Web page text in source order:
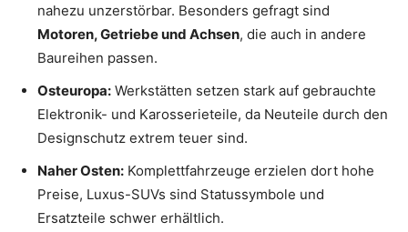
nahezu unzerstörbar. Besonders gefragt sind
Motoren, Getriebe und Achsen, die auch in andere
Baureihen passen.
Osteuropa: Werkstätten setzen stark auf gebrauchte
Elektronik- und Karosserieteile, da Neuteile durch den
Designschutz extrem teuer sind.
Naher Osten: Komplettfahrzeuge erzielen dort hohe
Preise, Luxus-SUVs sind Statussymbole und
Ersatzteile schwer erhältlich.